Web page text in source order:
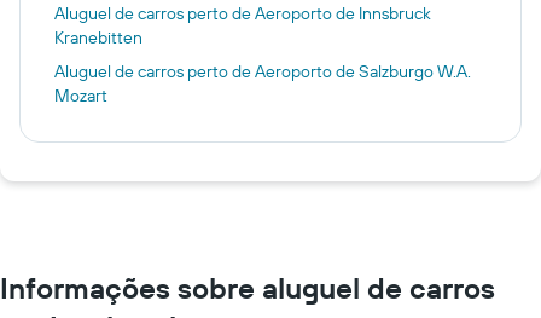
Aluguel de carros perto de Aeroporto de Innsbruck
Kranebitten
Aluguel de carros perto de Aeroporto de Salzburgo W.A.
Mozart
Informações sobre aluguel de carros